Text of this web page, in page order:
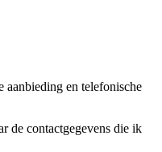
en telefonische
de contactgegevens die ik